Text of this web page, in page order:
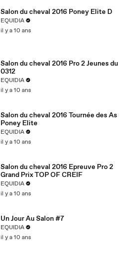
Salon du cheval 2016 Poney Elite D
EQUIDIA
il y a 10 ans
Salon du cheval 2016 Pro 2 Jeunes du
0312
EQUIDIA
il y a 10 ans
Salon du cheval 2016 Tournée des As
Poney Elite
EQUIDIA
il y a 10 ans
Salon du cheval 2016 Epreuve Pro 2
Grand Prix TOP OF CREIF
EQUIDIA
il y a 10 ans
Un Jour Au Salon #7
EQUIDIA
il y a 10 ans